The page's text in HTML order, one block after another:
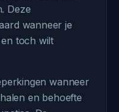
Deze
wanneer je
toch wilt
wanneer
en behoefte